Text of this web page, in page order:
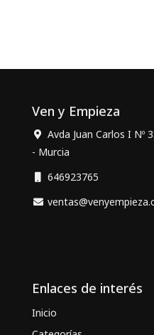
Ven y Empieza
Avda Juan Carlos I Nº
- Murcia
646923765
Enlaces de interés
Inicio